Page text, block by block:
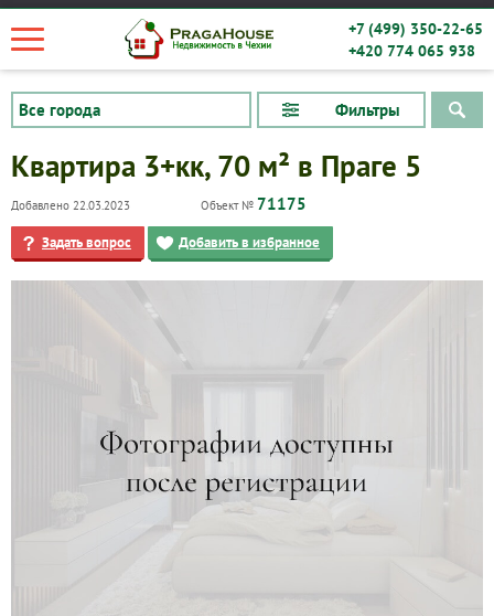
+7 (499) 350-22-65
+420 774 065 938
Фильтры
Квартиры
Дома
Коммерческие объекты
Квартира 3+кк, 70 м² в Праге 5
Добавлено 22.03.2023 Объект № 71175
Задать вопрос Добавить в избранное